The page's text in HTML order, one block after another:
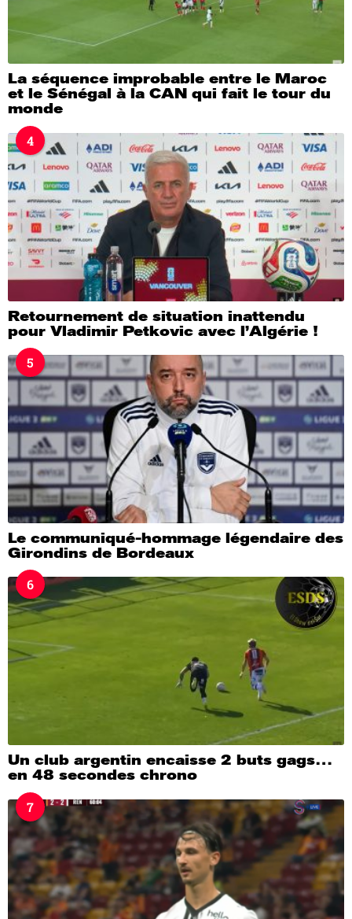
La séquence improbable entre le Maroc
et le Sénégal à la CAN qui fait le tour du
monde
4
Retournement de situation inattendu
pour Vladimir Petkovic avec l’Algérie !
5
Le communiqué-hommage légendaire des
Girondins de Bordeaux
6
Un club argentin encaisse 2 buts gags…
en 48 secondes chrono
7